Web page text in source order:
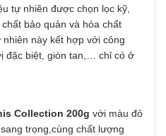
tự nhiên được chọn lọc kỹ,
bảo quản và hóa chất
này kết hợp với công
đặc biệt, giòn tan,… chỉ có ở
Collection 200g với màu đỏ
trọng,cùng chất lượng